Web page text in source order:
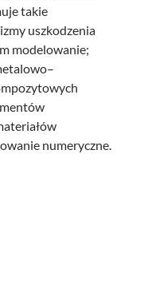
takie
uszkodzenia
modelowanie;
numeryczne.